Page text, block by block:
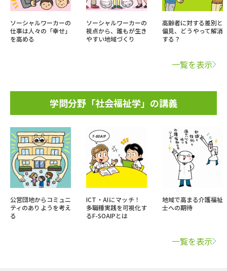
ソーシャルワーカーの
仕事は人々の「幸せ」
を高める
ソーシャルワーカーの
視点から、誰もが生き
やすい地域づくり
高齢者に対する差別と
偏見、どうやって解消
する？
一覧を表示
学問分野「社会福祉学」の講義
公営団地からコミュニ
ティのありようを考え
る
ICT・AIにマッチ！
多職種実践を可視化す
るF-SOAIPとは
地域で高まる介護福祉
士への期待
一覧を表示